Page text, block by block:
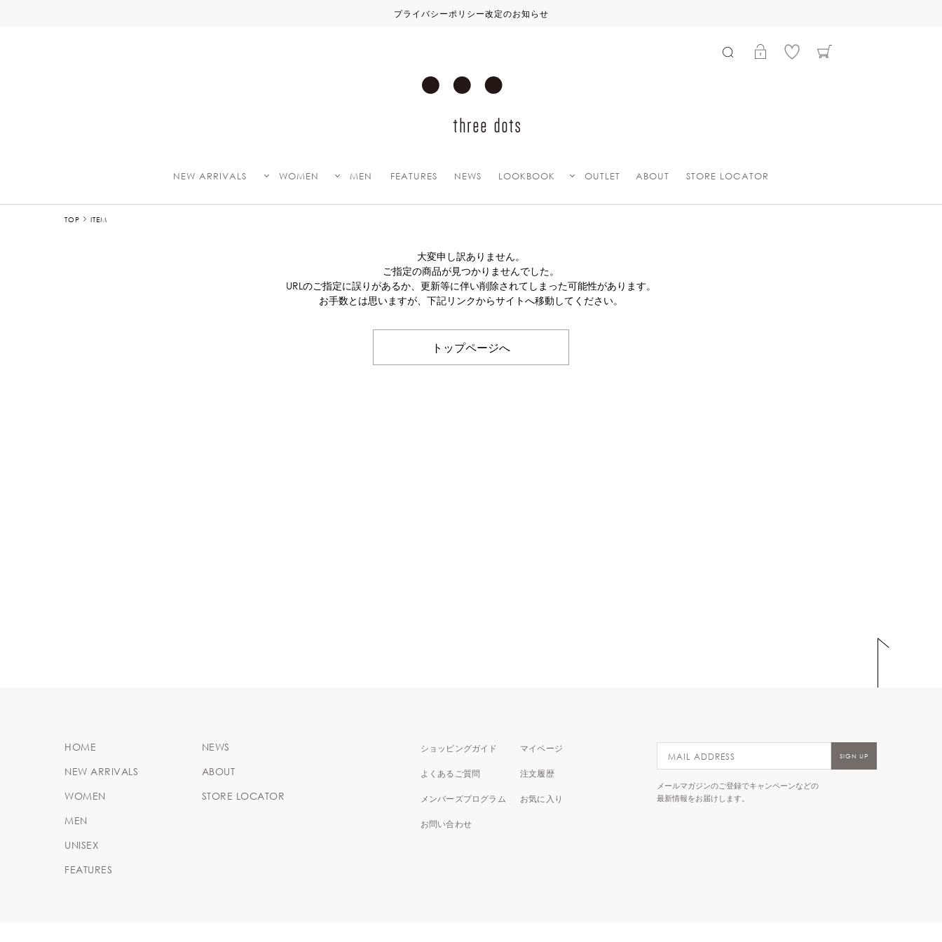
プライバシーポリシー改定のお知らせ
NEW ARRIVALS WOMEN MEN FEATURES NEWS LOOKBOOK OUTLET ABOUT STORE LOCATOR
TOP ITEM
大変申し訳ありません。
ご指定の商品が見つかりませんでした。
URLのご指定に誤りがあるか、更新等に伴い削除されてしまった可能性があります。
お手数とは思いますが、下記リンクからサイトへ移動してください。
トップページへ
HOME
NEW ARRIVALS
WOMEN
MEN
UNISEX
FEATURES
NEWS
ABOUT
STORE LOCATOR
ショッピングガイド
よくあるご質問
メンバーズプログラム
お問い合わせ
マイページ
注文履歴
お気に入り
メールマガジンのご登録でキャンペーンなどの
最新情報をお届けします。